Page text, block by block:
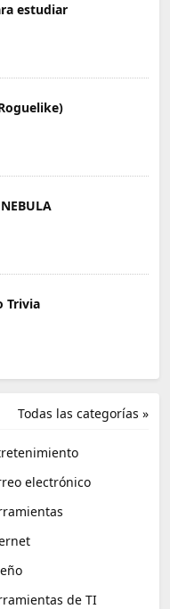
estudiar
Trivia
Todas las categorías »
electrónico
de TI